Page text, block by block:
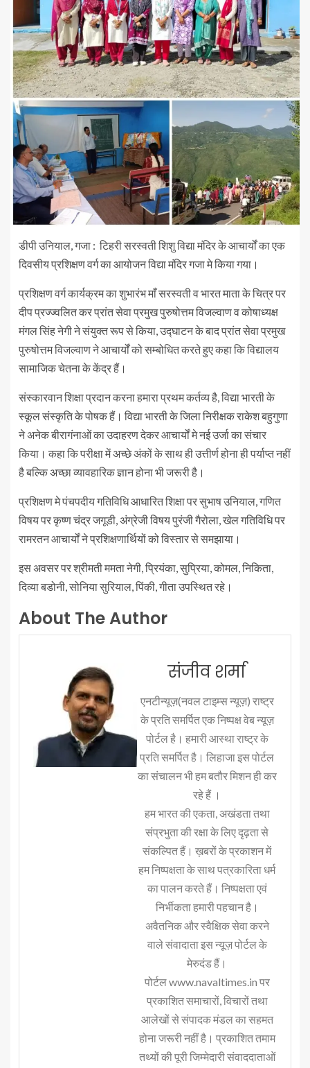
डीपी उनियाल, गजा : टिहरी सरस्वती शिशु विद्या मंदिर के आचार्यों का एक
दिवसीय प्रशिक्षण वर्ग का आयोजन विद्या मंदिर गजा मे किया गया।
प्रशिक्षण वर्ग कार्यक्रम का शुभारंभ माँ सरस्वती व भारत माता के चित्र पर
दीप प्रज्ज्वलित कर प्रांत सेवा प्रमुख पुरुषोत्तम विजल्वाण व कोषाध्यक्ष
मंगल सिंह नेगी ने संयुक्त रूप से किया, उद्घाटन के बाद प्रांत सेवा प्रमुख
पुरुषोत्तम विजल्वाण ने आचार्यों को सम्बोधित करते हुए कहा कि विद्यालय
सामाजिक चेतना के केंद्र हैं।
संस्कारवान शिक्षा प्रदान करना हमारा प्रथम कर्तव्य है, विद्या भारती के
स्कूल संस्कृति के पोषक हैं। विद्या भारती के जिला निरीक्षक राकेश बहुगुणा
ने अनेक बीरागंनाओं का उदाहरण देकर आचार्यों मे नई उर्जा का संचार
किया। कहा कि परीक्षा में अच्छे अंकों के साथ ही उत्तीर्ण होना ही पर्याप्त नहीं
है बल्कि अच्छा व्यावहारिक ज्ञान होना भी जरूरी है।
प्रशिक्षण मे पंचपदीय गतिविधि आधारित शिक्षा पर सुभाष उनियाल, गणित
विषय पर कृष्ण चंद्र जगूडी, अंग्रेजी विषय पुरंजी गैरोला, खेल गतिविधि पर
रामरतन आचार्यों ने प्रशिक्षणार्थियों को विस्तार से समझाया।
इस अवसर पर श्रीमती ममता नेगी, प्रियंका, सुप्रिया, कोमल, निकिता,
दिव्या बडोनी, सोनिया सुरियाल, पिंकी, गीता उपस्थित रहे।
About The Author
संजीव शर्मा
एनटीन्यूज़(नवल टाइम्स न्यूज़) राष्ट्र
के प्रति समर्पित एक निष्पक्ष वेब न्यूज़
पोर्टल है। हमारी आस्था राष्ट्र के
प्रति समर्पित है। लिहाजा इस पोर्टल
का संचालन भी हम बतौर मिशन ही कर
रहे हैं ।
हम भारत की एकता, अखंडता तथा
संप्रभुता की रक्षा के लिए दृढ़ता से
संकल्पित हैं। ख़बरों के प्रकाशन में
हम निष्पक्षता के साथ पत्रकारिता धर्म
का पालन करते हैं। निष्पक्षता एवं
निर्भीकता हमारी पहचान है।
अवैतनिक और स्वैक्षिक सेवा करने
वाले संवादाता इस न्यूज़ पोर्टल के
मेरुदंड हैं।
पोर्टल www.navaltimes.in पर
प्रकाशित समाचारों, विचारों तथा
आलेखों से संपादक मंडल का सहमत
होना जरूरी नहीं है। प्रकाशित तमाम
तथ्यों की पूरी जिम्मेदारी संवाददाताओं